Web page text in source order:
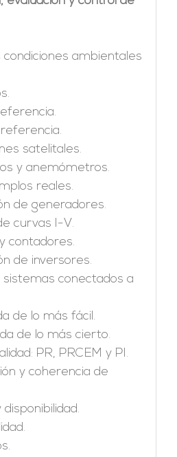
condiciones ambientales
satelitales.
y anemómetros.
reales.
de generadores.
curvas I-V.
contadores.
de inversores.
sistemas conectados a
de lo más fácil.
de lo más cierto.
PR, PRCEM y PI.
y coherencia de